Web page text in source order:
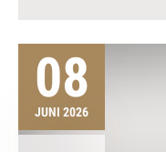
08
JUNI 2026